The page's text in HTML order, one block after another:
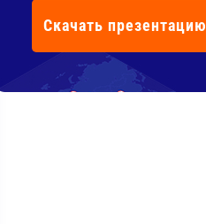
Скачать презентацию